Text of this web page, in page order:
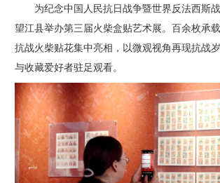
为纪念中国人民抗日战争暨世界反法西斯
望江县举办第三届火柴盒贴艺术展。百余枚承
抗战火柴贴花集中亮相，以微观视角再现抗战
与收藏爱好者驻足观看。